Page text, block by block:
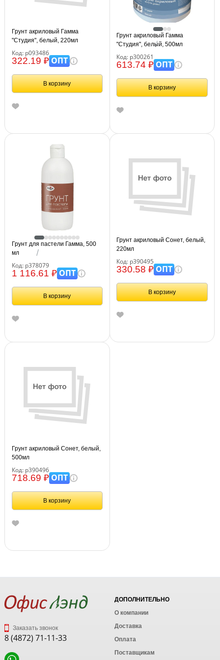
Грунт акриловый Гамма
"Студия", белый, 220мл
Код: р093486
322.19 ₽ОПТ
В корзину
Грунт акриловый Гамма
"Студия", белый, 500мл
Код: р300261
613.74 ₽ОПТ
В корзину
Грунт для пастели Гамма, 500
мл
Код: р378079
1 116.61 ₽ОПТ
В корзину
Грунт акриловый Сонет, белый,
220мл
Код: р390495
330.58 ₽ОПТ
В корзину
Грунт акриловый Сонет, белый,
500мл
Код: р390496
718.69 ₽ОПТ
В корзину
Заказать звонок
8 (4872) 71-11-33
ДОПОЛНИТЕЛЬНО
О компании
Доставка
Оплата
Поставщикам